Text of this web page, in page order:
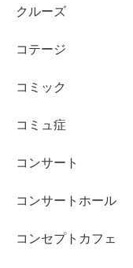
クルーズ
コテージ
コミック
コミュ症
コンサート
コンサートホール
コンセプトカフェ